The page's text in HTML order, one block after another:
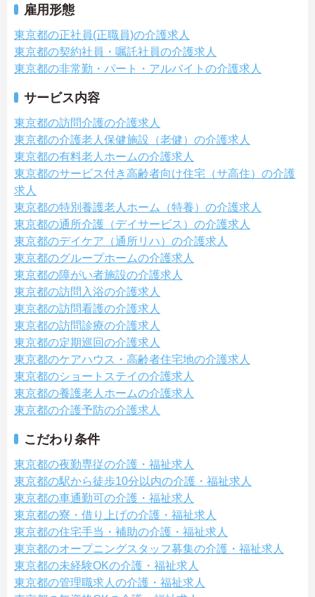
雇用形態
東京都の正社員(正職員)の介護求人
東京都の契約社員・嘱託社員の介護求人
東京都の非常勤・パート・アルバイトの介護求人
サービス内容
東京都の訪問介護の介護求人
東京都の介護老人保健施設（老健）の介護求人
東京都の有料老人ホームの介護求人
東京都のサービス付き高齢者向け住宅（サ高住）の介護
求人
東京都の特別養護老人ホーム（特養）の介護求人
東京都の通所介護（デイサービス）の介護求人
東京都のデイケア（通所リハ）の介護求人
東京都のグループホームの介護求人
東京都の障がい者施設の介護求人
東京都の訪問入浴の介護求人
東京都の訪問看護の介護求人
東京都の訪問診療の介護求人
東京都の定期巡回の介護求人
東京都のケアハウス・高齢者住宅地の介護求人
東京都のショートステイの介護求人
東京都の養護老人ホームの介護求人
東京都の介護予防の介護求人
こだわり条件
東京都の夜勤専従の介護・福祉求人
東京都の駅から徒歩10分以内の介護・福祉求人
東京都の車通勤可の介護・福祉求人
東京都の寮・借り上げの介護・福祉求人
東京都の住宅手当・補助の介護・福祉求人
東京都のオープニングスタッフ募集の介護・福祉求人
東京都の未経験OKの介護・福祉求人
東京都の管理職求人の介護・福祉求人